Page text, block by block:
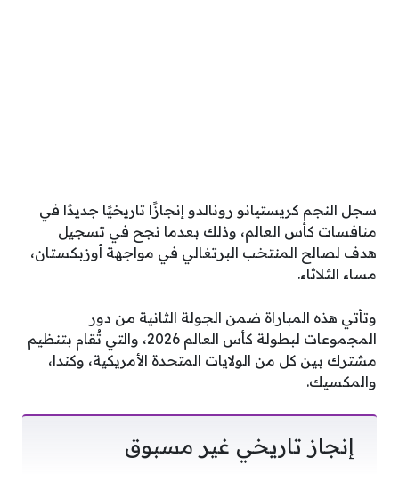
سجل النجم كريستيانو رونالدو إنجازًا تاريخيًا جديدًا في
منافسات كأس العالم، وذلك بعدما نجح في تسجيل
هدف لصالح المنتخب البرتغالي في مواجهة أوزبكستان،
مساء الثلاثاء.
وتأتي هذه المباراة ضمن الجولة الثانية من دور
المجموعات لبطولة كأس العالم 2026، والتي تُقام بتنظيم
مشترك بين كل من الولايات المتحدة الأمريكية، وكندا،
والمكسيك.
إنجاز تاريخي غير مسبوق